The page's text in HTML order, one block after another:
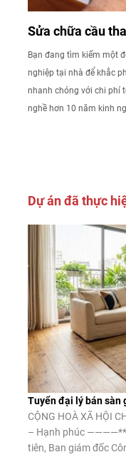
Sửa chữa cầu
Bạn đang tìm kiếm một
nghiệp tại nhà để khắc
nhanh chóng với chi phí
nghề hơn 10 năm kinh
Dự án đã thực
Tuyển đại lý bán sàn
CỘNG HOÀ XÃ HỘI
– Hạnh phúc
tiên, Ban giám đốc